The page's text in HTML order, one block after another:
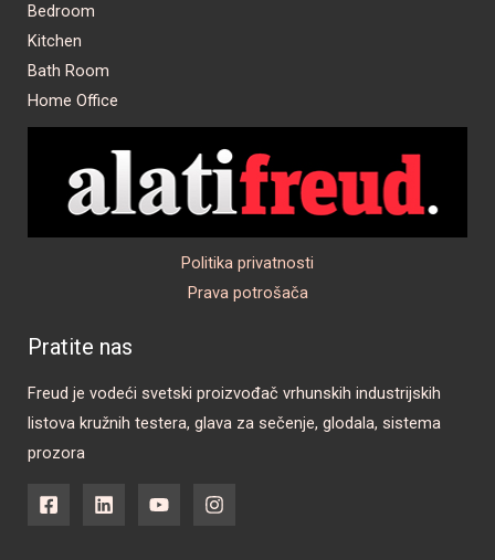
Bedroom
Kitchen
Bath Room
Home Office
Politika privatnosti
Prava potrošača
Pratite nas
Freud je vodeći svetski proizvođač vrhunskih industrijskih
listova kružnih testera, glava za sečenje, glodala, sistema
prozora